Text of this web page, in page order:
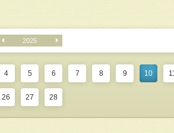
2025
4 5 6 7 8 9 10
26 27 28